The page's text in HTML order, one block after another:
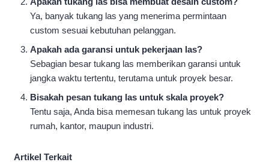
Ya, banyak tukang las yang menerima permintaan
custom sesuai kebutuhan pelanggan.
Apakah ada garansi untuk pekerjaan las?
Sebagian besar tukang las memberikan garansi untuk
jangka waktu tertentu, terutama untuk proyek besar.
Bisakah pesan tukang las untuk skala proyek?
Tentu saja, Anda bisa memesan tukang las untuk proyek
rumah, kantor, maupun industri.
Artikel Terkait